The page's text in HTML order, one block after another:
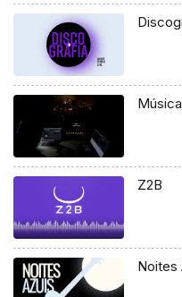
Z2B
Noites